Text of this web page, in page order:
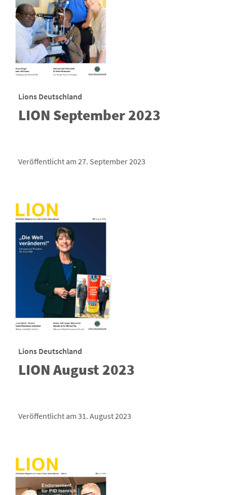
Lions Deutschland
LION September 2023
Veröffentlicht am 27. September 2023
Lions Deutschland
LION August 2023
Veröffentlicht am 31. August 2023